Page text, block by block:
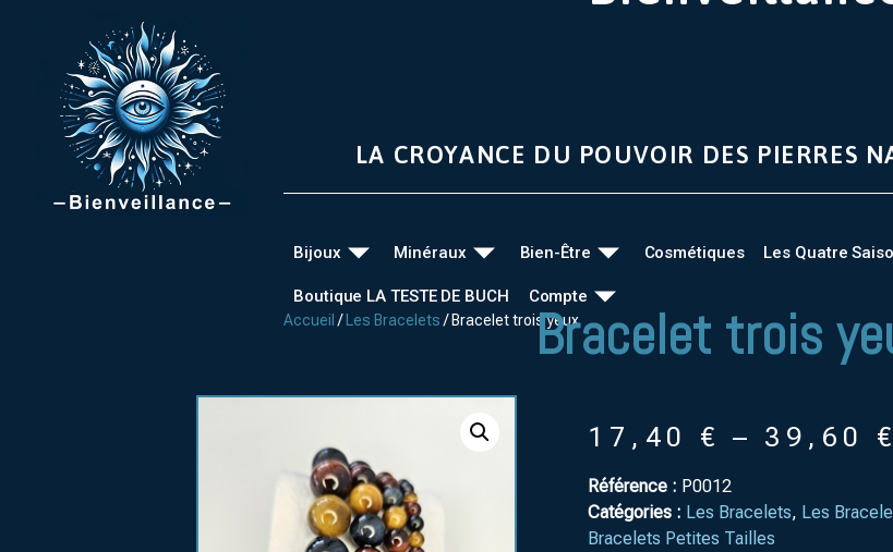
LA CROYANCE DU POUVOIR DES PIERRES
Bijoux Minéraux Bien-Être Cosmétiques Les Quatre
Boutique LA TESTE DE BUCH Compte
Accueil / Les Bracelets/ Bracelet trois yeuxBracelet trois
17,40 € – 39,60 €
Référence : P0012
Catégories : Les Bracelets, Les
Bracelets Petites Tailles